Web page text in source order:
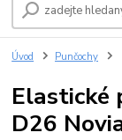
Úvod Punčochy
Elastické
D26